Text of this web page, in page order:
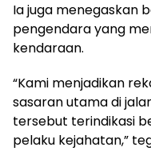
Ia juga menegaskan
pengendara yang
kendaraan.
“Kami menjadikan
sasaran utama di
tersebut terindikasi
pelaku kejahatan,”